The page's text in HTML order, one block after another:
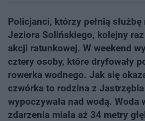
Policjanci, którzy pełnią służbę
Jeziora Solińskiego, kolejny
akcji ratunkowej. W weekend
cztery osoby, które dryfowały
rowerka wodnego. Jak się
czwórka to rodzina z
wypoczywała nad wodą. Woda
zdarzenia miała aż 34 metry